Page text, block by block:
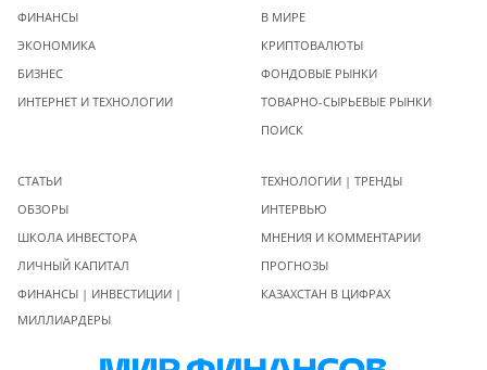
ФИНАНСЫ
ЭКОНОМИКА
БИЗНЕС
ИНТЕРНЕТ И ТЕХНОЛОГИИ
В МИРЕ
КРИПТОВАЛЮТЫ
ФОНДОВЫЕ РЫНКИ
ТОВАРНО-СЫРЬЕВЫЕ РЫНКИ
ПОИСК
СТАТЬИ
ОБЗОРЫ
ШКОЛА ИНВЕСТОРА
ЛИЧНЫЙ КАПИТАЛ
ФИНАНСЫ | ИНВЕСТИЦИИ |
МИЛЛИАРДЕРЫ
ТЕХНОЛОГИИ | ТРЕНДЫ
ИНТЕРВЬЮ
МНЕНИЯ И КОММЕНТАРИИ
ПРОГНОЗЫ
КАЗАХСТАН В ЦИФРАХ